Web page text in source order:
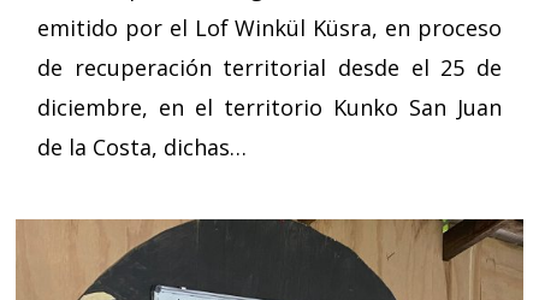
emitido por el Lof Winkül Küsra, en proceso
de recuperación territorial desde el 25 de
diciembre, en el territorio Kunko San Juan
de la Costa, dichas…